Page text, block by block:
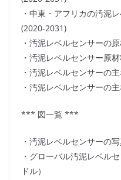
・中東・アフリカの汚泥
(2020-2031)
・汚泥レベルセンサーの
・汚泥レベルセンサー原
・汚泥レベルセンサーの
・汚泥レベルセンサーの
*** 図一覧 ***
・汚泥レベルセンサーの
・グローバル汚泥レベル
ドル）